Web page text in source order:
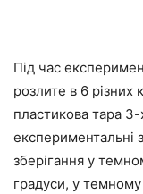
Під час
розлите в 6 різних
пластикова тара 3-
експериментальні
зберігання у
градуси, у